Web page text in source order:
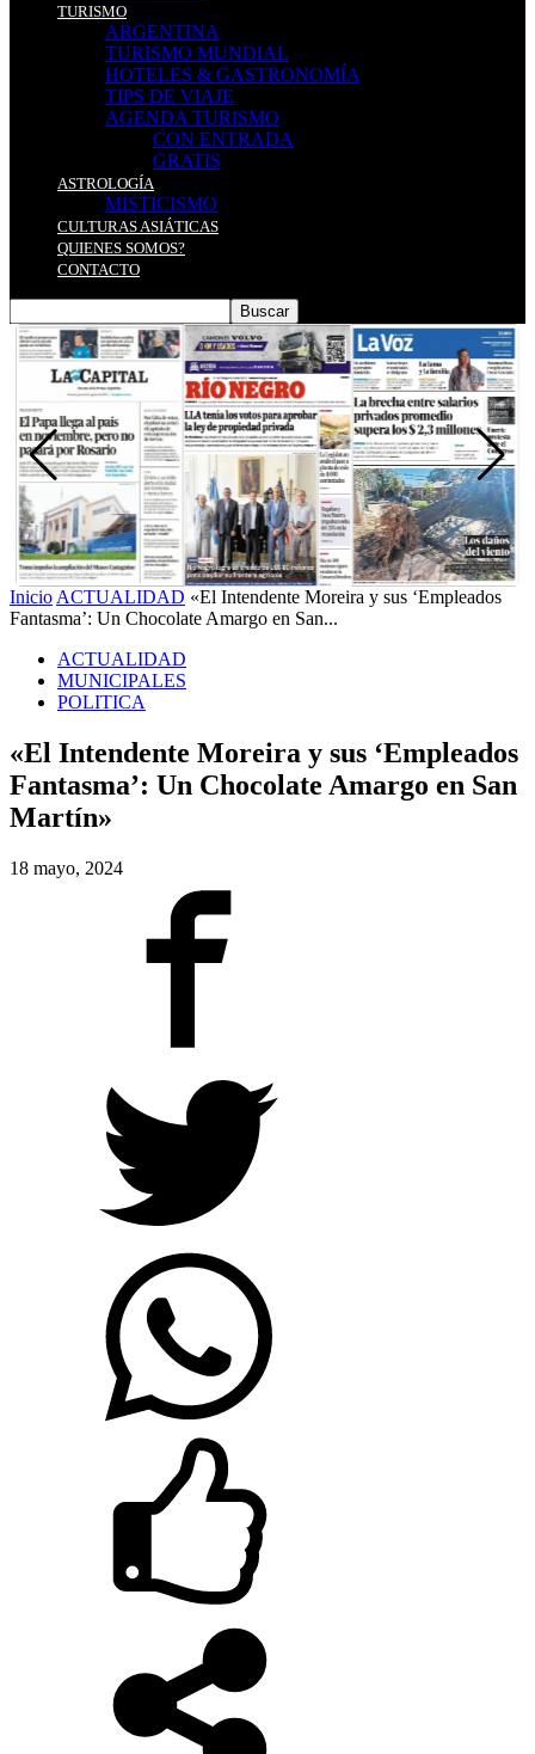
TURISMO
ARGENTINA
TURISMO MUNDIAL
HOTELES & GASTRONOMÍA
TIPS DE VIAJE
AGENDA TURISMO
CON ENTRADA
GRATIS
ASTROLOGÍA
MISTICISMO
CULTURAS ASIÁTICAS
QUIENES SOMOS?
CONTACTO
Inicio ACTUALIDAD «El Intendente Moreira y sus ‘Empleados
Fantasma’: Un Chocolate Amargo en San...
ACTUALIDAD
MUNICIPALES
POLITICA
«El Intendente Moreira y sus ‘Empleados
Fantasma’: Un Chocolate Amargo en San
Martín»
18 mayo, 2024